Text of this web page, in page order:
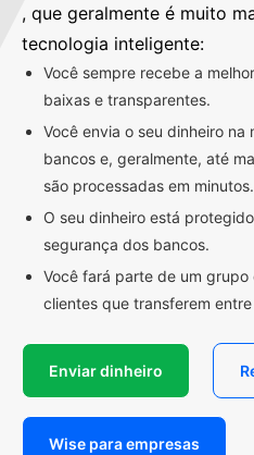
, que geralmente é muito
tecnologia inteligente:
Você sempre recebe a
baixas e transparentes.
Você envia o seu dinheiro na
bancos e, geralmente, até
são processadas em minutos.
O seu dinheiro está
segurança dos bancos.
Você fará parte de um grupo
clientes que transferem
Enviar dinheiro
Wise para empresas